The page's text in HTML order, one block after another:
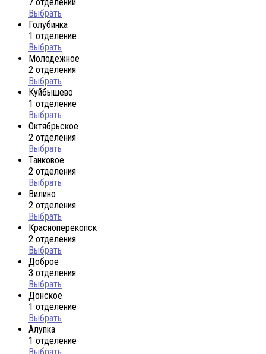
7 отделений
Выбрать
Голубинка
1 отделение
Выбрать
Молодежное
2 отделения
Выбрать
Куйбышево
1 отделение
Выбрать
Октябрьское
2 отделения
Выбрать
Танковое
2 отделения
Выбрать
Вилино
2 отделения
Выбрать
Красноперекопск
2 отделения
Выбрать
Доброе
3 отделения
Выбрать
Донское
1 отделение
Выбрать
Алупка
1 отделение